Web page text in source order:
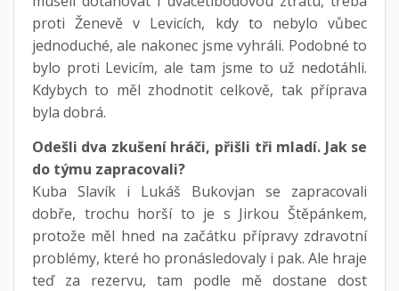
proti Ženevě v Levicích, kdy to nebylo vůbec
jednoduché, ale nakonec jsme vyhráli. Podobné to
bylo proti Levicím, ale tam jsme to už nedotáhli.
Kdybych to měl zhodnotit celkově, tak příprava
byla dobrá.
Odešli dva zkušení hráči, přišli tři mladí. Jak se
do týmu zapracovali?
Kuba Slavík i Lukáš Bukovjan se zapracovali
dobře, trochu horší to je s Jirkou Štěpánkem,
protože měl hned na začátku přípravy zdravotní
problémy, které ho pronásledovaly i pak. Ale hraje
teď za rezervu, tam podle mě dostane dost